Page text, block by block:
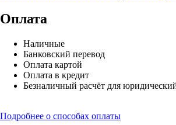
Оплата
Наличные
Банковский перевод
Оплата картой
Оплата в кредит
Безналичный расчёт для
Подробнее о способах оплаты